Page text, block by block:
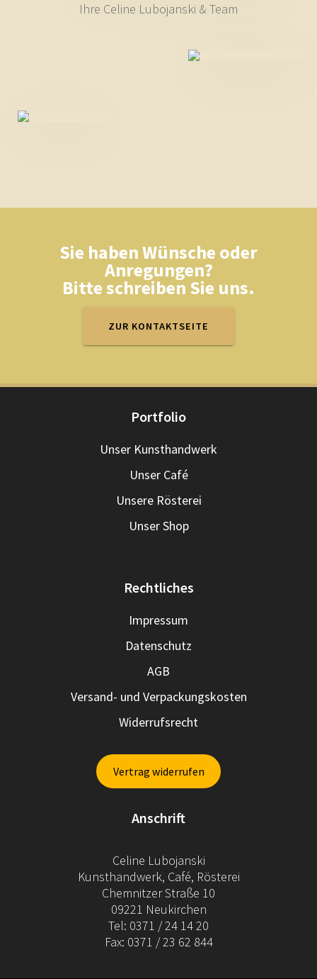
Ihre Celine Lubojanski & Team
Sie haben Wünsche oder
Anregungen?
Bitte schreiben Sie uns.
ZUR KONTAKTSEITE
Portfolio
Unser Kunsthandwerk
Unser Café
Unsere Rösterei
Unser Shop
Rechtliches
Impressum
Datenschutz
AGB
Versand- und Verpackungskosten
Widerrufsrecht
Vertrag widerrufen
Anschrift
Celine Lubojanski
Kunsthandwerk, Café, Rösterei
Chemnitzer Straße 10
09221 Neukirchen
Tel: 0371 / 24 14 20
Fax: 0371 / 23 62 844